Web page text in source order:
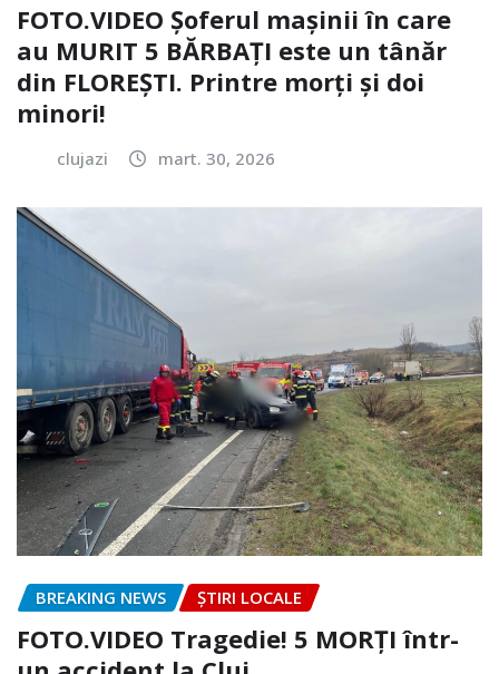
FOTO.VIDEO Șoferul mașinii în care
au MURIT 5 BĂRBAȚI este un tânăr
din FLOREȘTI. Printre morți și doi
minori!
clujazi mart. 30, 2026
BREAKING NEWS ȘTIRI LOCALE
FOTO.VIDEO Tragedie! 5 MORȚI într-